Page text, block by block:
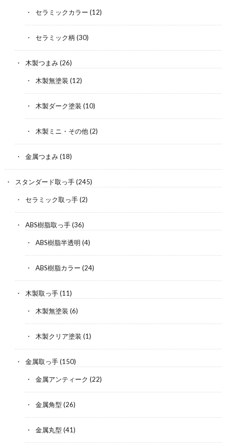
セラミックカラー (12)
セラミック柄 (30)
木製つまみ(26)
木製無塗装 (12)
木製ダーク塗装 (10)
木製ミニ・その他(2)
金属つまみ(18)
スタンダード取っ手(245)
セラミック取っ手(2)
ABS樹脂取っ手(36)
ABS樹脂半透明 (4)
ABS樹脂カラー (24)
木製取っ手(11)
木製無塗装 (6)
木製クリア塗装 (1)
金属取っ手(150)
金属アンティーク (22)
金属角型 (26)
金属丸型 (41)